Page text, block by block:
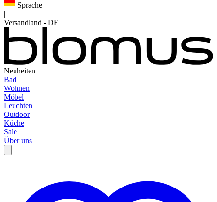
Sprache
|
Versandland - DE
Neuheiten
Bad
Wohnen
Möbel
Leuchten
Outdoor
Küche
Sale
Über uns